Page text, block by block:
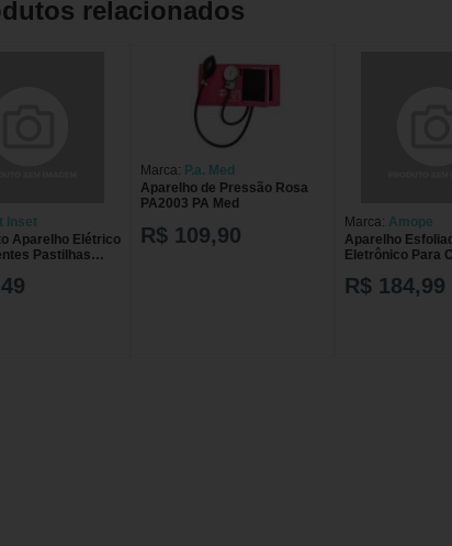
relacionados
Inset
Aparelho Elétrico
Pastilhas
4 REPELENTE
Marca: P.a. Med
Aparelho de Pressão Rosa
PA2003 PA Med
R$ 109,90
Marca: Amope
Aparelho
Eletrônico Para
R$ 184,99